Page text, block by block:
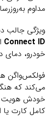
مداوم
ویژگی جالب
Connect ID
خودرو، دمای
فولکس‌واگن
می‌کند که
خودش هویت
کامل کارت یا